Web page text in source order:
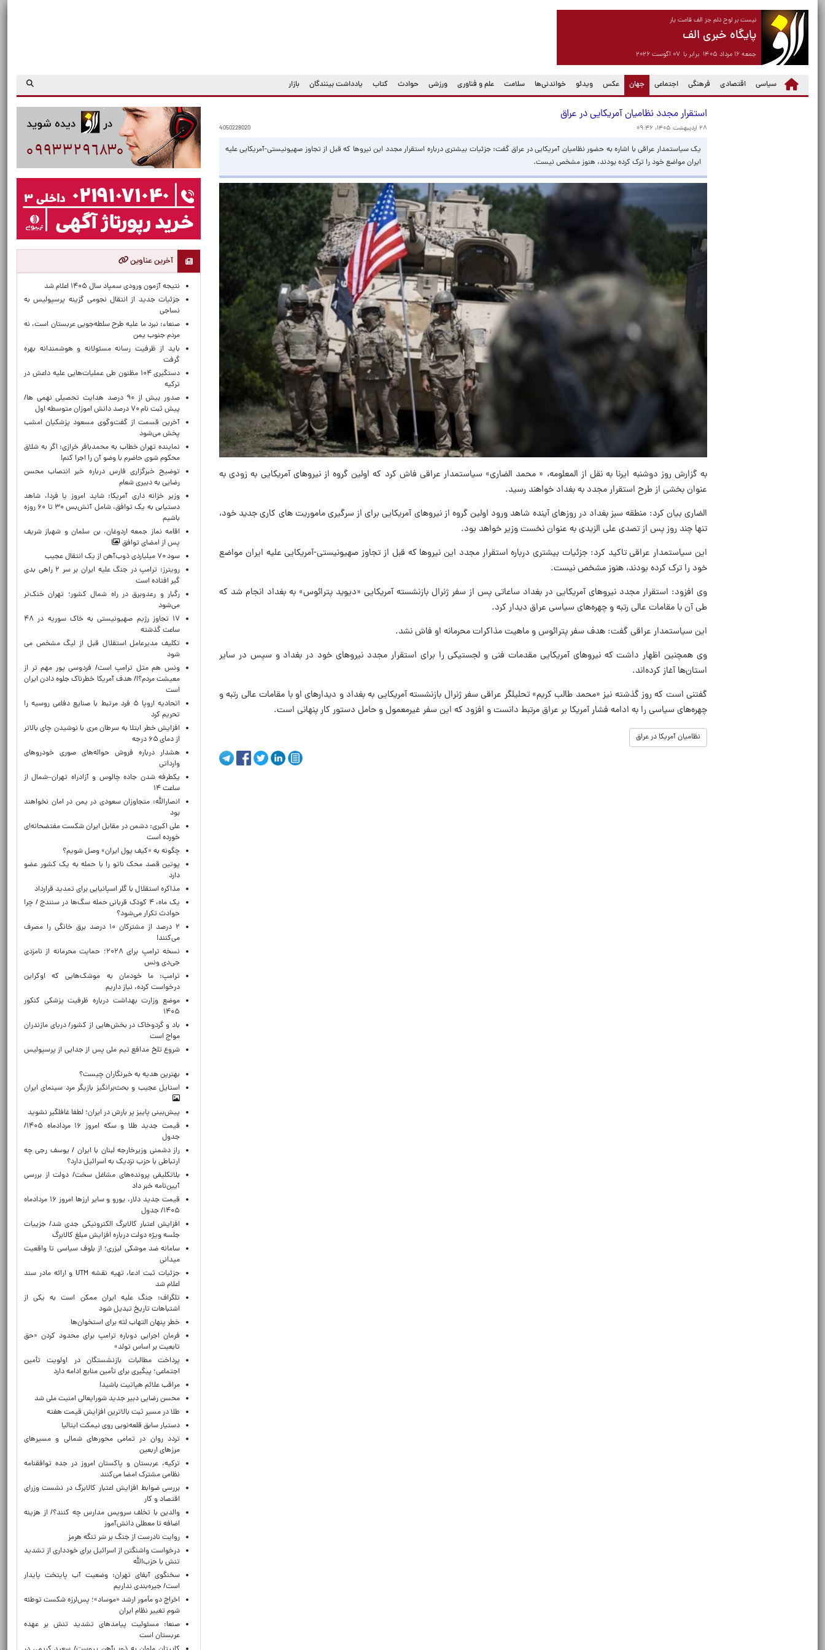
نیست بر لوح دلم جز الف قامت یار
پایگاه خبری الف
جمعه ۱۶ مرداد ۱۴۰۵ برابر با ۰۷ آگوست ۲۰۲۶
سیاسی اقتصادی فرهنگی اجتماعی جهان
(current) عکس ویدئو خواندنی‌ها سلامت علم و فناوری ورزشی حوادث کتاب یادداشت بینندگان بازار
استقرار مجدد نظامیان آمریکایی در عراق
۲۸ اردیبهشت ۱۴۰۵، ۰۹:۴۶ 4050228020
یک سیاستمدار عراقی با اشاره به حضور نظامیان آمریکایی در عراق گفت: جزئیات بیشتری درباره استقرار مجدد این نیروها که قبل از تجاوز صهیونیستی-آمریکایی علیه
ایران مواضع خود را ترک کرده بودند، هنوز مشخص نیست.
به گزارش روز دوشنبه ایرنا به نقل از المعلومه، « محمد الضاری» سیاستمدار عراقی فاش کرد که اولین گروه از نیروهای آمریکایی به زودی به
عنوان بخشی از طرح استقرار مجدد به بغداد خواهند رسید.
الضاری بیان کرد: منطقه سبز بغداد در روزهای آینده شاهد ورود اولین گروه از نیروهای آمریکایی برای از سرگیری ماموریت های کاری جدید خود،
تنها چند روز پس از تصدی علی الزیدی به عنوان نخست وزیر خواهد بود.
این سیاستمدار عراقی تاکید کرد: جزئیات بیشتری درباره استقرار مجدد این نیروها که قبل از تجاوز صهیونیستی-آمریکایی علیه ایران مواضع
خود را ترک کرده بودند، هنوز مشخص نیست.
وی افزود: استقرار مجدد نیروهای آمریکایی در بغداد ساعاتی پس از سفر ژنرال بازنشسته آمریکایی «دیوید پترائوس» به بغداد انجام شد که
طی آن با مقامات عالی رتبه و چهره‌های سیاسی عراق دیدار کرد.
این سیاستمدار عراقی گفت: هدف سفر پترائوس و ماهیت مذاکرات محرمانه او فاش نشد.
وی همچنین اظهار داشت که نیروهای آمریکایی مقدمات فنی و لجستیکی را برای استقرار مجدد نیروهای خود در بغداد و سپس در سایر
استان‌ها آغاز کرده‌اند.
گفتنی است که روز گذشته نیز «محمد طالب کریم» تحلیلگر عراقی سفر ژنرال بازنشسته آمریکایی به بغداد و دیدارهای او با مقامات عالی رتبه و
چهره‌های سیاسی را به ادامه فشار آمریکا بر عراق مرتبط دانست و افزود که این سفر غیرمعمول و حامل دستور کار پنهانی است.
نظامیان آمریکا در عراق
آخرین عناوین
نتیجه آزمون ورودی سمپاد سال ۱۴۰۵ اعلام شد
جزئیات جدید از انتقال نجومی گزینه پرسپولیس به
نساجی
صنعاء: نبرد ما علیه طرح سلطه‌جویی عربستان است، نه
مردم جنوب یمن
باید از ظرفیت رسانه مسئولانه و هوشمندانه بهره
گرفت
دستگیری ۱۰۴ مظنون طی عملیات‌هایی علیه داعش در
ترکیه
صدور بیش از ۹۰ درصد هدایت تحصیلی نهمی ها/
پیش ثبت نام ۷۰ درصد دانش اموزان متوسطه اول
آخرین قسمت از گفت‌وگوی مسعود پزشکیان امشب
پخش می‌شود
نماینده تهران خطاب به محمدباقر خرازی: اگر به شلاق
محکوم شوی حاضرم با وضو آن را اجرا کنم!
توضیح خبرگزاری فارس درباره خبر انتصاب محسن
رضایی به دبیری شعام
وزیر خزانه داری آمریکا: شاید امروز یا فردا، شاهد
دستیابی به یک توافق، شامل آتش‌بس ۳۰ تا ۶۰ روزه
باشیم
اقامه نماز جمعه اردوغان، بن ‌سلمان و شهباز شریف
پس از امضای توافق
سود ۷۰ میلیاردی ذوب‌آهن از یک انتقال عجیب
رویترز: ترامپ در جنگ علیه ایران بر سر ۲ راهی بدی
گیر افتاده است
رگبار و رعدوبرق در راه شمال کشور؛ تهران خنک‌تر
می‌شود
۱۷ تجاوز رژیم صهیونیستی به خاک سوریه در ۴۸
ساعت گذشته
تکلیف مدیرعامل استقلال قبل از لیگ مشخص می
شود
ونس هم مثل ترامپ است/ فردوسی پور مهم تر از
معیشت مردم؟!/ هدف آمریکا خطرناک جلوه دادن ایران
است
اتحادیه اروپا ۵ فرد مرتبط با صنایع دفاعی روسیه را
تحریم کرد
افزایش خطر ابتلا به سرطان مری با نوشیدن چای بالاتر
از دمای ۶۵ درجه
هشدار درباره فروش حواله‌های صوری خودروهای
وارداتی
یکطرفه شدن جاده چالوس و آزادراه تهران–شمال از
ساعت ۱۴
انصارالله: متجاوزان سعودی در یمن در امان نخواهند
بود
علی اکبری: دشمن در مقابل ایران شکست مفتضحانه‌ای
خورده است
چگونه به «کیف پول ایران» وصل شویم؟
پوتین قصد محک ناتو را با حمله به یک کشور عضو
دارد
مذاکره استقلال با گلر اسپانیایی برای تمدید قرارداد
یک ماه، ۴ کودک قربانی حمله سگ‌ها در سنندج / چرا
حوادث تکرار می‌شود؟
۲ درصد از مشترکان ۱۰ درصد برق خانگی را مصرف
می‌کنند!
نسخه ترامپ برای ۲۰۲۸؛ حمایت محرمانه از نامزدی
جی‌دی ونس
ترامپ: ما خودمان به موشک‌هایی که اوکراین
درخواست کرده، نیاز داریم
موضع وزارت بهداشت درباره ظرفیت پزشکی کنکور
۱۴۰۵
باد و گردوخاک در بخش‌هایی از کشور/ دریای مازندران
مواج است
شروع تلخ مدافع تیم ملی پس از جدایی از پرسپولیس
بهترین هدیه به خبرنگاران چیست؟
استایل عجیب و بحث‌برانگیز بازیگر مرد سینمای ایران
پیش‌بینی پاییز پر بارش در ایران؛ لطفا غافلگیر نشوید
قیمت جدید طلا و سکه امروز ۱۶ مردادماه ۱۴۰۵/
جدول
راز دشمنی وزیرخارجه لبنان با ایران / یوسف رجی چه
ارتباطی با حزب نزدیک به اسرائیل دارد؟
بلاتکلیفی پرونده‌های مشاغل سخت/ دولت از بررسی
آیین‌نامه خبر داد
قیمت جدید دلار، یورو و سایر ارزها امروز ۱۶ مردادماه
۱۴۰۵/ جدول
افزایش اعتبار کالابرگ الکترونیکی جدی شد/ جزییات
جلسه ویژه دولت درباره افزایش مبلغ کالابرگ
سامانه ضد موشکی لیزری؛ از بلوف سیاسی تا واقعیت
میدانی
جزئیات ثبت ادعا، تهیه نقشه UTM و ارائه مادر سند
اعلام شد
تلگراف: جنگ علیه ایران ممکن است به یکی از
اشتباهات تاریخ تبدیل شود
خطر پنهان التهاب لثه برای استخوان‌ها
فرمان اجرایی دوباره ترامپ برای محدود کردن «حق
تابعیت بر اساس تولد»
پرداخت مطالبات بازنشستگان در اولویت تأمین
اجتماعی؛ پیگیری برای تأمین منابع ادامه دارد
مراقب علائم هپاتیت باشید!
محسن رضایی دبیر جدید شورایعالی امنیت ملی شد
طلا در مسیر ثبت بالاترین افزایش قیمت هفته
دستیار سابق قلعه‌نویی روی نیمکت ایتالیا
تردد روان در تمامی محورهای شمالی و مسیرهای
مرزهای اربعین
ترکیه، عربستان و پاکستان امروز در جده توافقنامه
نظامی مشترک امضا می‌کنند
بررسی ضوابط افزایش اعتبار کالابرگ در نشست وزرای
اقتصاد و کار
والدین با تخلف سرویس مدارس چه کنند؟/ از هزینه
اضافه تا معطلی دانش‌آموز
روایت نادرست از جنگ بر سَر تنگه هرمز
درخواست واشنگتن از اسرائیل برای خودداری از تشدید
تنش با حزب‌الله
سخنگوی آبفای تهران: وضعیت آب پایتخت پایدار
است/ جیره‌بندی نداریم
اخراج دو مأمور ارشد «موساد»؛ پس‌لرزه شکست توطئه
شوم تغییر نظام ایران
صنعا: مسئولیت پیامدهای تشدید تنش بر عهده
عربستان است